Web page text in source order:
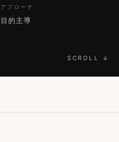
アプローチ
目的主導
SCROLL ↓